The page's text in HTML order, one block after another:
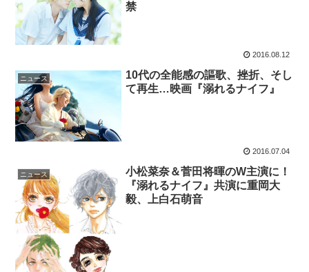
禁
2016.08.12
ニュース
10代の全能感の謳歌、挫折、そし
て再生…映画『溺れるナイフ』
2016.07.04
ニュース
小松菜奈＆菅田将暉のW主演に！
『溺れるナイフ』共演に重岡大
毅、上白石萌音